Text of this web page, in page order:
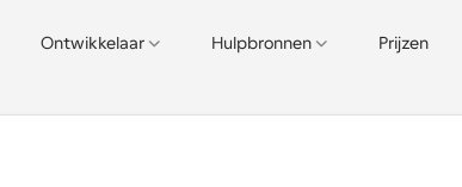
Ontwikkelaar Hulpbronnen Prijzen